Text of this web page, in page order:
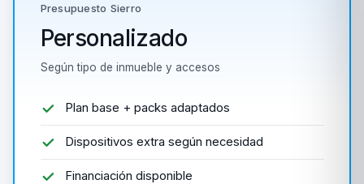
Presupuesto Sierro
Personalizado
Según tipo de inmueble y accesos
Plan base + packs adaptados
Dispositivos extra según necesidad
Financiación disponible